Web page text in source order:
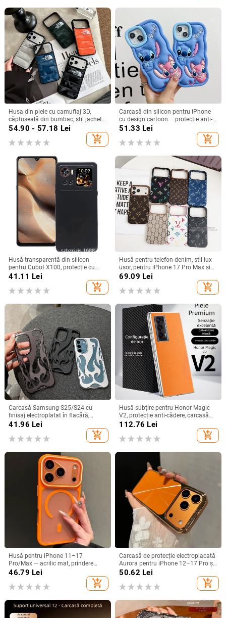
Husa din piele cu camuflaj 3D,
căptușeală din bumbac, stil jachetă
de iarnă, compatibilă cu iPhone
54.90 - 57.18 Lei
add_shopping_cart
Carcasă din silicon pentru iPhone
cu design cartoon – protecție anti-
cădere, finisaj mat, compatibilă cu
(Pro/Max)
51.33 Lei
add_shopping_cart
Husă transparentă din silicon
pentru Cubot X100, protecție cu
acoperire totală
41.11 Lei
add_shopping_cart
Husă pentru telefon denim, stil lux
ușor, pentru iPhone 17 Pro Max și
iPhone 16, cu acoperire totală
69.09 Lei
add_shopping_cart
Carcasă Samsung S25/S24 cu
finisaj electroplatat în flacără,
design decupat, compatibilă cu
41.96 Lei
add_shopping_cart
Husă subțire pentru Honor Magic
V2, protecție anti-cădere, carcasă
dură pentru ecran pliabil, finisaj PU
112.76 Lei
add_shopping_cart
Husă pentru iPhone 11–17
Pro/Max — acrilic mat, prindere
magnetică, protecție anti-cadere,
46.79 Lei
add_shopping_cart
Carcasă de protecție electroplacată
Aurora pentru iPhone 12–17 Pro și
Pro Max, acoperire completă, anti-
50.62 Lei
add_shopping_cart